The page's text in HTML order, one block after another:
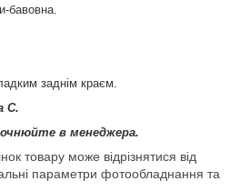
бавовна.
заднім краєм.
С.
в менеджера.
товару може відрізнятися від
параметри фотообладнання та